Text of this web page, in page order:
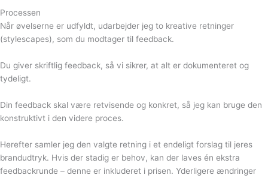
Processen
Når øvelserne er udfyldt, udarbejder jeg to kreative retninger
(stylescapes), som du modtager til feedback.
Du giver skriftlig feedback, så vi sikrer, at alt er dokumenteret og
tydeligt.
Din feedback skal være retvisende og konkret, så jeg kan bruge den
konstruktivt i den videre proces.
Herefter samler jeg den valgte retning i et endeligt forslag til jeres
brandudtryk. Hvis der stadig er behov, kan der laves én ekstra
feedbackrunde – denne er inkluderet i prisen. Yderligere ændringer